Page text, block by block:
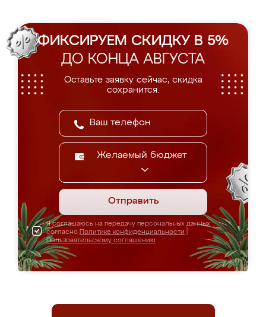
ФИКСИРУЕМ СКИДКУ В 5%
ДО КОНЦА АВГУСТА
Оставьте заявку сейчас, скидка
сохранится.
Желаемый бюджет
Отправить
Я соглашаюсь на передачу персональных данных
согласно Политике конфиденциальности
Пользовательскому соглашению